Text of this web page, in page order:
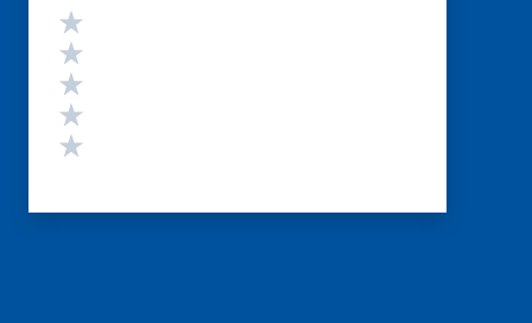
Valutazione